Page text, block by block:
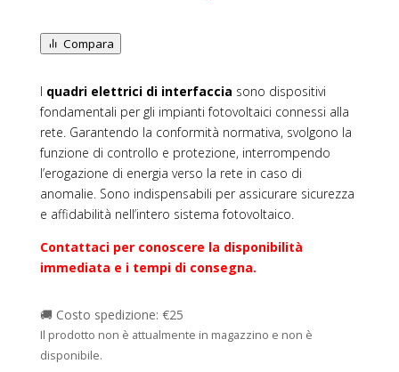
Compara
I quadri elettrici di interfaccia sono dispositivi
fondamentali per gli impianti fotovoltaici connessi alla
rete. Garantendo la conformità normativa, svolgono la
funzione di controllo e protezione, interrompendo
l’erogazione di energia verso la rete in caso di
anomalie. Sono indispensabili per assicurare sicurezza
e affidabilità nell’intero sistema fotovoltaico.
Contattaci per conoscere la disponibilità
immediata e i tempi di consegna.
🚚 Costo spedizione: €25
Il prodotto non è attualmente in magazzino e non è
disponibile.